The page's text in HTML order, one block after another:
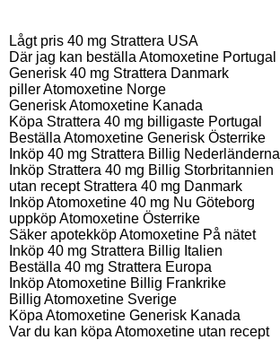
Lågt pris 40 mg Strattera USA
Där jag kan beställa Atomoxetine Portugal
Generisk 40 mg Strattera Danmark
piller Atomoxetine Norge
Generisk Atomoxetine Kanada
Köpa Strattera 40 mg billigaste Portugal
Beställa Atomoxetine Generisk Österrike
Inköp 40 mg Strattera Billig Nederländerna
Inköp Strattera 40 mg Billig Storbritannien
utan recept Strattera 40 mg Danmark
Inköp Atomoxetine 40 mg Nu Göteborg
uppköp Atomoxetine Österrike
Säker apotekköp Atomoxetine På nätet
Inköp 40 mg Strattera Billig Italien
Beställa 40 mg Strattera Europa
Inköp Atomoxetine Billig Frankrike
Billig Atomoxetine Sverige
Köpa Atomoxetine Generisk Kanada
Var du kan köpa Atomoxetine utan recept